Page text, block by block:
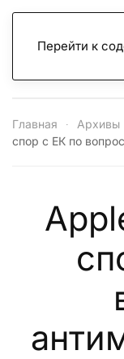
Перейти к
Главная Архивы
спор с ЕК по